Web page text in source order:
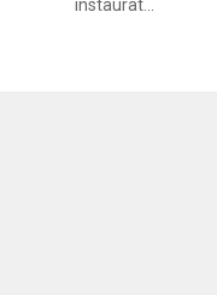
instaurat...